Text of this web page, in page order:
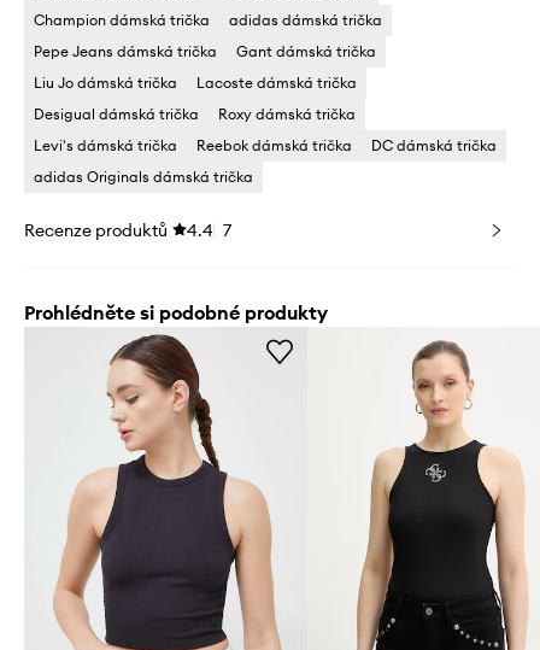
Champion dámská trička
adidas dámská trička
Pepe Jeans dámská trička
Gant dámská trička
Liu Jo dámská trička
Lacoste dámská trička
Desigual dámská trička
Roxy dámská trička
Levi's dámská trička
Reebok dámská trička
DC dámská trička
adidas Originals dámská trička
Recenze produktů 4.4 7
Prohlédněte si podobné produkty